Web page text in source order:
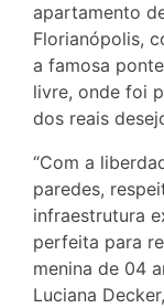
apartamento
Florianópolis,
a famosa
livre, onde foi
dos reais
“Com a
paredes,
infraestrutura
perfeita para
menina de 04
Luciana